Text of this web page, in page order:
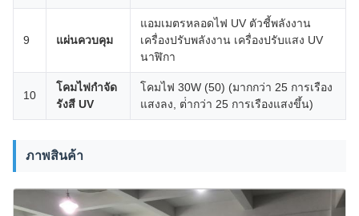
9 แผ่นควบคุม
แอมเมตรหลอดไฟ UV ตัวชี้พลังงาน
เครื่องปรับพลังงาน เครื่องปรับแสง UV
นาฬิกา
10
โคมไฟกําจัด
รังสี UV
โคมไฟ 30W (50) (มากกว่า 25 การเรือง
แสงลง, ต่ํากว่า 25 การเรืองแสงขึ้น)
ภาพสินค้า